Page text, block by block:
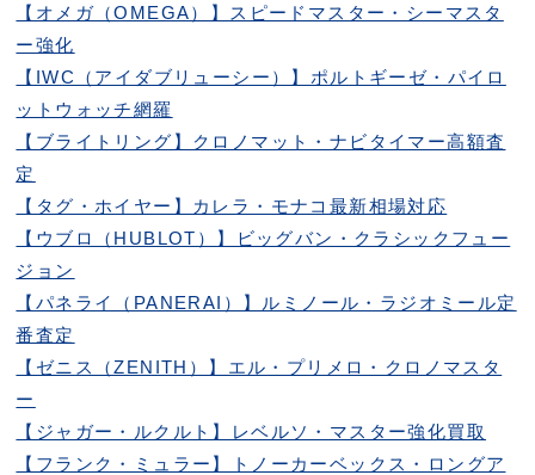
【オメガ（OMEGA）】スピードマスター・シーマスタ
ー強化
【IWC（アイダブリューシー）】ポルトギーゼ・パイロ
ットウォッチ網羅
【ブライトリング】クロノマット・ナビタイマー高額査
定
【タグ・ホイヤー】カレラ・モナコ最新相場対応
【ウブロ（HUBLOT）】ビッグバン・クラシックフュー
ジョン
【パネライ（PANERAI）】ルミノール・ラジオミール定
番査定
【ゼニス（ZENITH）】エル・プリメロ・クロノマスタ
ー
【ジャガー・ルクルト】レベルソ・マスター強化買取
【フランク・ミュラー】トノーカーベックス・ロングア